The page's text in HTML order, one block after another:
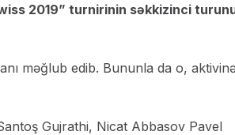
2019” turnirinin səkkizinci
məğlub edib. Bununla da o,
Gujrathi, Nicat Abbasov Pavel